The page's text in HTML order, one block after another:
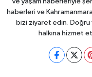
haberleri ve
bizi ziyaret edin. Doğru
halkına hizmet